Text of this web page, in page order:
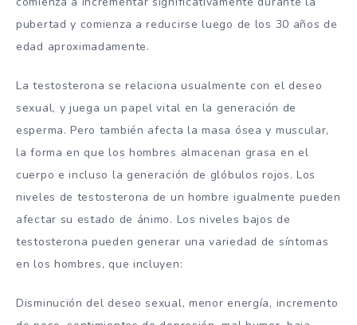
pubertad y comienza a reducirse luego de los 30 años de
edad aproximadamente.
La testosterona se relaciona usualmente con el deseo
sexual, y juega un papel vital en la generación de
esperma. Pero también afecta la masa ósea y muscular,
la forma en que los hombres almacenan grasa en el
cuerpo e incluso la generación de glóbulos rojos. Los
niveles de testosterona de un hombre igualmente pueden
afectar su estado de ánimo. Los niveles bajos de
testosterona pueden generar una variedad de síntomas
en los hombres, que incluyen:
Disminución del deseo sexual, menor energía, incremento